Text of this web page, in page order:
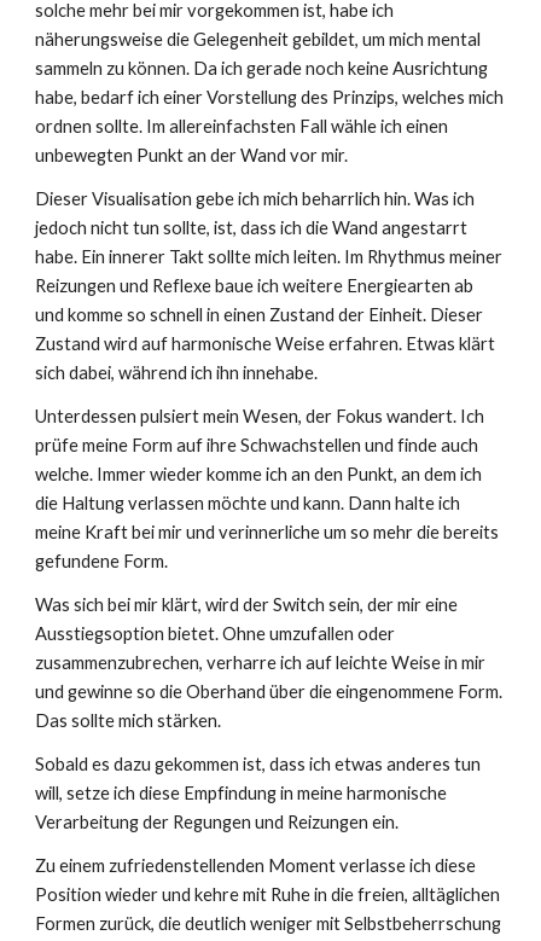
solche mehr bei mir vorgekommen ist, habe ich
näherungsweise die Gelegenheit gebildet, um mich mental
sammeln zu können. Da ich gerade noch keine Ausrichtung
habe, bedarf ich einer Vorstellung des Prinzips, welches mich
ordnen sollte. Im allereinfachsten Fall wähle ich einen
unbewegten Punkt an der Wand vor mir.
Dieser Visualisation gebe ich mich beharrlich hin. Was ich
jedoch nicht tun sollte, ist, dass ich die Wand angestarrt
habe. Ein innerer Takt sollte mich leiten. Im Rhythmus meiner
Reizungen und Reflexe baue ich weitere Energiearten ab
und komme so schnell in einen Zustand der Einheit. Dieser
Zustand wird auf harmonische Weise erfahren. Etwas klärt
sich dabei, während ich ihn innehabe.
Unterdessen pulsiert mein Wesen, der Fokus wandert. Ich
prüfe meine Form auf ihre Schwachstellen und finde auch
welche. Immer wieder komme ich an den Punkt, an dem ich
die Haltung verlassen möchte und kann. Dann halte ich
meine Kraft bei mir und verinnerliche um so mehr die bereits
gefundene Form.
Was sich bei mir klärt, wird der Switch sein, der mir eine
Ausstiegsoption bietet. Ohne umzufallen oder
zusammenzubrechen, verharre ich auf leichte Weise in mir
und gewinne so die Oberhand über die eingenommene Form.
Das sollte mich stärken.
Sobald es dazu gekommen ist, dass ich etwas anderes tun
will, setze ich diese Empfindung in meine harmonische
Verarbeitung der Regungen und Reizungen ein.
Zu einem zufriedenstellenden Moment verlasse ich diese
Position wieder und kehre mit Ruhe in die freien, alltäglichen
Formen zurück, die deutlich weniger mit Selbstbeherrschung